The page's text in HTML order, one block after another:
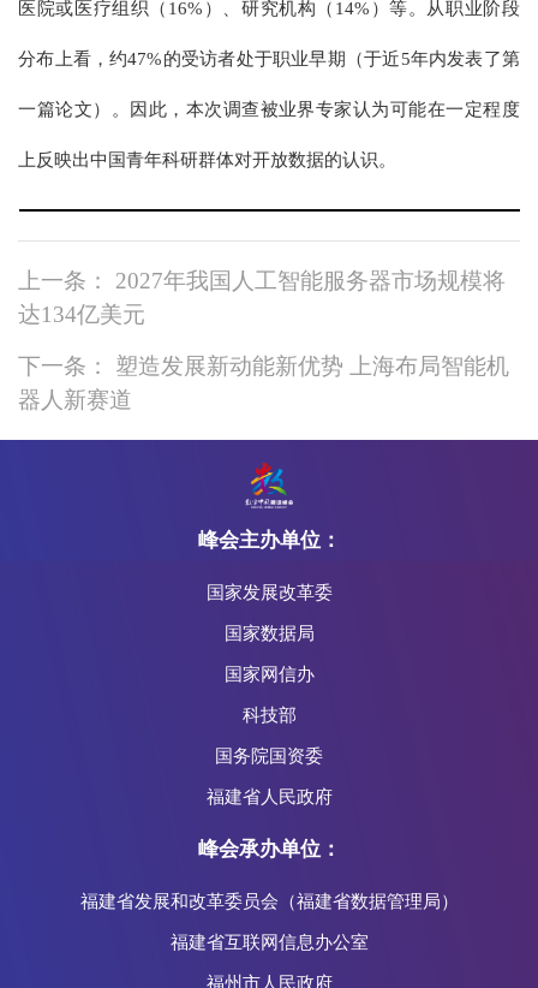
医院或医疗组织（16%）、研究机构（14%）等。从职业阶段
分布上看，约47%的受访者处于职业早期（于近5年内发表了第
一篇论文）。因此，本次调查被业界专家认为可能在一定程度
上反映出中国青年科研群体对开放数据的认识。
上一条： 2027年我国人工智能服务器市场规模将
达134亿美元
下一条： 塑造发展新动能新优势 上海布局智能机
器人新赛道
峰会主办单位：
国家发展改革委
国家数据局
国家网信办
科技部
国务院国资委
福建省人民政府
峰会承办单位：
福建省发展和改革委员会（福建省数据管理局）
福建省互联网信息办公室
福州市人民政府